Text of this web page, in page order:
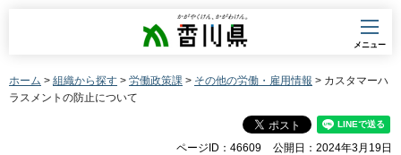
香川県
メニュー
ホーム > 組織から探す > 労働政策課 > その他の労働・雇用情報 > カスタマーハ
ラスメントの防止について
ページID：46609 公開日：2024年3月19日